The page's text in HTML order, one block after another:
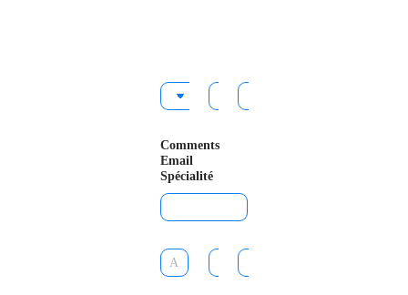
C
i
l
i
t
é
*
P
r
o
*
N
o
Comments
Email
Spécialité
A
g
V
i
P
a